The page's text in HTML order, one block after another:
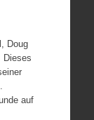
Doug
Dieses
auf